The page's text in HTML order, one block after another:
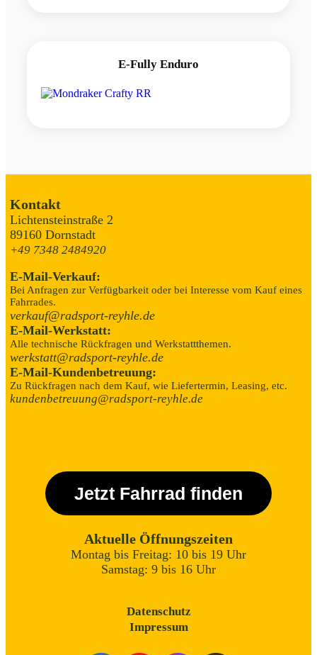
E-Fully Enduro
Kontakt
Lichtensteinstraße 2
89160 Dornstadt
+49 7348 2484920
E-Mail-Verkauf:
Bei Anfragen zur Verfügbarkeit oder bei Interesse vom Kauf eines
Fahrrades.
verkauf@radsport-reyhle.de
E-Mail-Werkstatt:
Alle technische Rückfragen und Werkstattthemen.
werkstatt@radsport-reyhle.de
E-Mail-Kundenbetreuung:
Zu Rückfragen nach dem Kauf, wie Liefertermin, Leasing, etc.
kundenbetreuung@radsport-reyhle.de
Jetzt Fahrrad finden
Aktuelle Öffnungszeiten
Montag bis Freitag: 10 bis 19 Uhr
Samstag: 9 bis 16 Uhr
Datenschutz
Impressum